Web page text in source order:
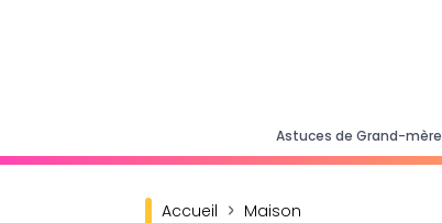
Astuces de Grand-mère
Accueil Maison